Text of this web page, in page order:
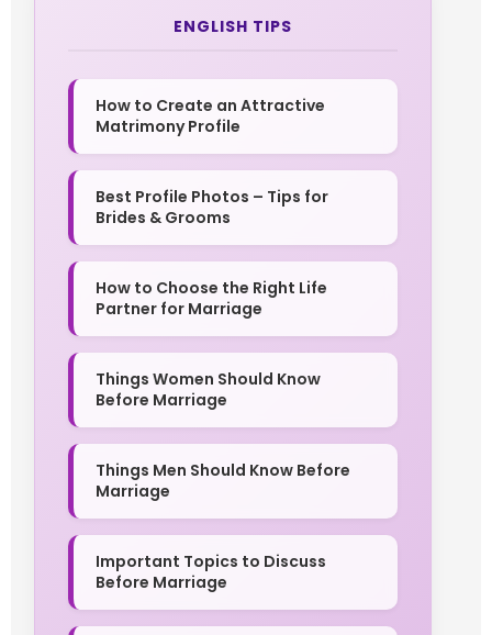
ENGLISH TIPS
How to Create an Attractive
Matrimony Profile
Best Profile Photos – Tips for
Brides & Grooms
How to Choose the Right Life
Partner for Marriage
Things Women Should Know
Before Marriage
Things Men Should Know Before
Marriage
Important Topics to Discuss
Before Marriage